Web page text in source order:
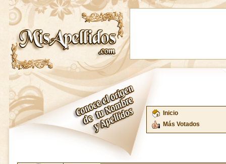
Inicio
Más Votados